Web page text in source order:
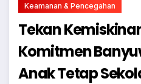
Keamanan & Pencegahan
Tekan
Komitmen
Anak Tetap